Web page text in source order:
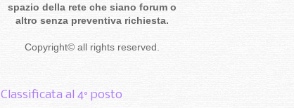
spazio della rete che siano forum o
altro senza preventiva richiesta.
Copyright© all rights reserved
Classificata al 4° posto